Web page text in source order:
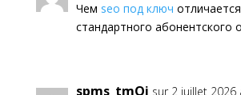
Чем seo под ключ
стандартного абонентского
spms_tmOi sur 2 juillet 2026